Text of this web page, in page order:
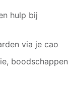
hulp bij
via je cao
boodschappen